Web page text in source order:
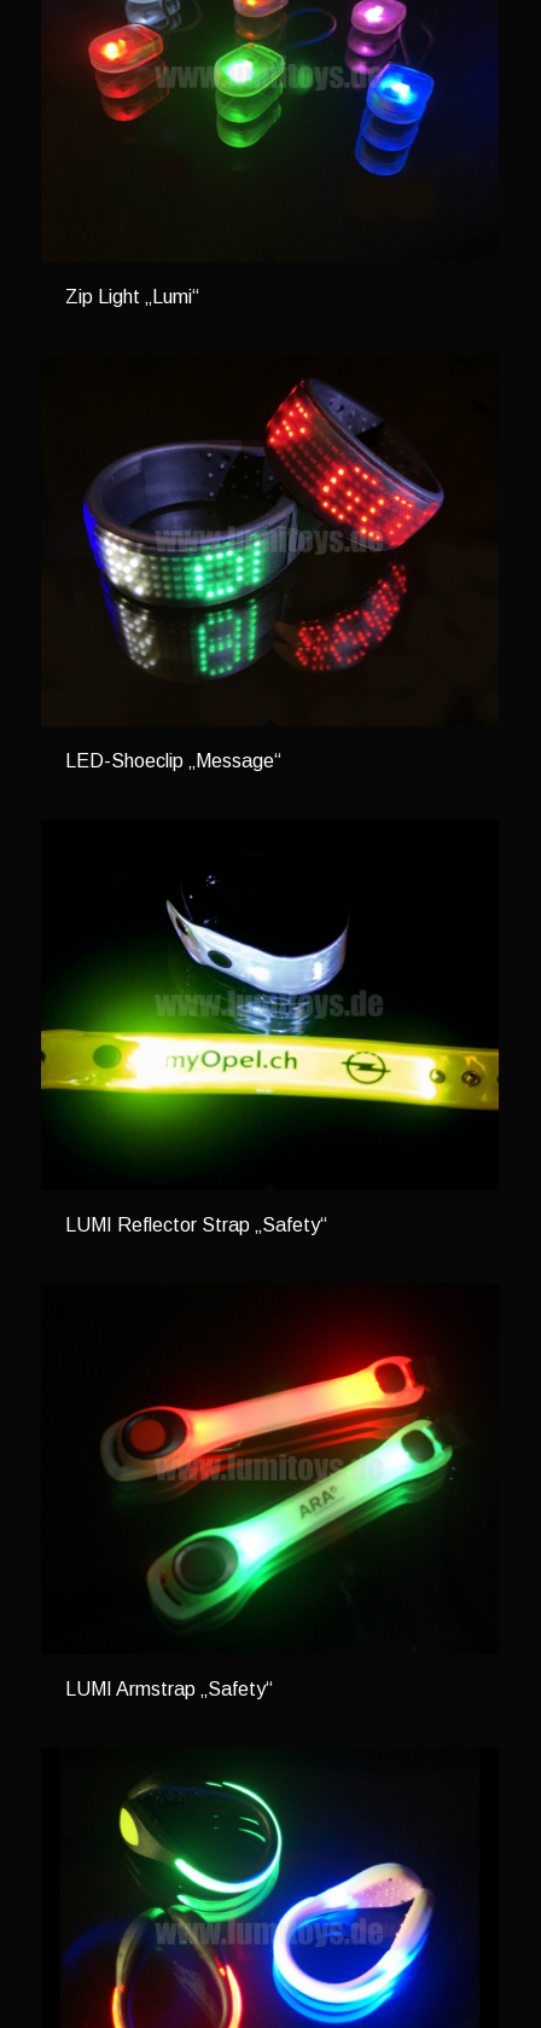
Zip Light „Lumi“
LED-Shoeclip „Message“
LUMI Reflector Strap „Safety“
LUMI Armstrap „Safety“